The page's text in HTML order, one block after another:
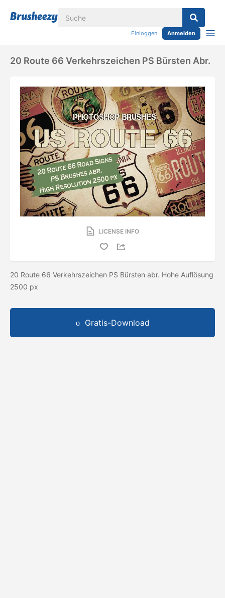
Einloggen Anmelden
20 Route 66 Verkehrszeichen PS Bürsten Abr.
LICENSE INFO
20 Route 66 Verkehrszeichen PS Bürsten abr. Hohe Auflösung
2500 px
Gratis-Download